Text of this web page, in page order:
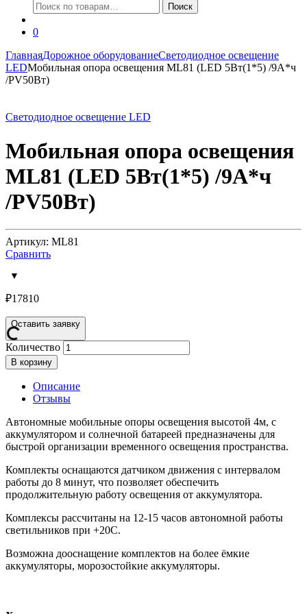
Искать:
Поиск
0
ГлавнаяДорожное оборудованиеСветодиодное освещение
LEDМобильная опора освещения ML81 (LED 5Вт(1*5) /9А*ч
/PV50Вт)
Светодиодное освещение LED
Мобильная опора освещения
ML81 (LED 5Вт(1*5) /9А*ч
/PV50Вт)
Артикул: ML81
Сравнить
₽17810
Оставить заявку
Количество
В корзину
Описание
Отзывы
Автономные мобильные опоры освещения высотой 4м, с
аккумулятором и солнечной батареей предназначены для
быстрой организации временного освещения пространства.
Комплекты оснащаются датчиком движения с интервалом
работы до 8 минут, что позволяет обеспечить
продолжительную работу освещения от аккумулятора.
Комплексы рассчитаны на 12-15 часов автономной работы
светильников при +20С.
Возможна дооснащение комплектов на более ёмкие
аккумуляторы, морозостойкие аккумуляторы.